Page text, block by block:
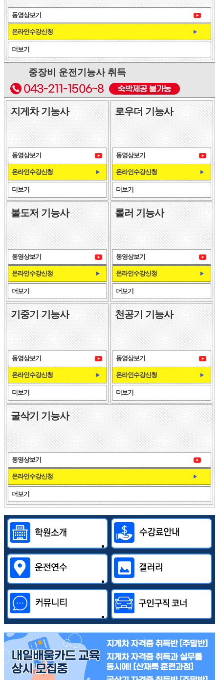
더보기
온라인수강신청
동영상보기
중장비 운전기능사 취득
지게차 기능사
더보기
온라인수강신청
동영상보기
로우더 기능사
더보기
온라인수강신청
동영상보기
불도저 기능사
더보기
온라인수강신청
동영상보기
롤러 기능사
더보기
온라인수강신청
동영상보기
기중기 기능사
더보기
온라인수강신청
동영상보기
천공기 기능사
더보기
온라인수강신청
동영상보기
굴삭기 기능사
더보기
온라인수강신청
동영상보기